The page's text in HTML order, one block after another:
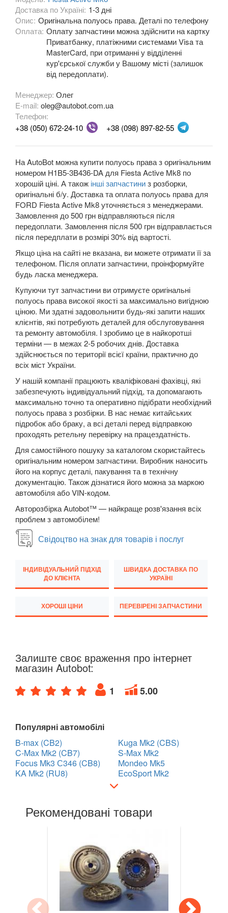
Fiesta Mk8
Fiesta Active Mk8
F-150 XII (P415)
F-150 XIII (P552)
Galaxy Mk2 (VX, VY, WGR)
Galaxy Mk3 (CA1, WA6)
KA Mk2 (RU8)
KA Mk3
KA+
KA+ Active
Kuga Mk1 (CBV)
Kuga Mk2 (CBS)
Mondeo Mk4 (CA2)
Mondeo Mk5
Mustang V
Mustang VI (S550)
Mustang Mach-E
S-Max Mk1 (CA1)
S-Max Mk2
Transit V
Transit VI (V347/V348)
Transit VII
Transit Connect Mk1 (V227, TC7, PU2)
Transit Connect Mk2
Transit Custom Mk1
HYUNDAI keyboard_arrow_down
JEEP
KIA
LAND ROVER
LEXUS
MG
MAZDA
MITSUBISHI
NISSAN
Доставка по Україні: 1-3 дні
Опис: Оригінальна полуось права. Деталі по телефону
Оплата: Оплату запчастини можна здійснити на картку
Приватбанку, платіжними системами Visa та
MasterCard, при отриманні у відділенні
кур'єрської служби у Вашому місті (залишок
від передоплати).
Менеджер: Олег
E-mail: oleg@autobot.com.ua
Телефон:
+38 (050) 672-24-10
+38 (098) 897-82-55
На AutoBot можна купити полуось права з оригінальним
номером H1B5-3B436-DA для Fiesta Active Mk8 по
хорошій ціні. А також інші запчастиниз розборки,
оригінальні б/у. Доставка та оплата полуось права для
FORD Fiesta Active Mk8 уточняється з менеджерами.
Замовлення до 500 грн відправляються після
передоплати. Замовлення після 500 грн відправлається
після передплати в розмірі 30% від вартості.
Якщо ціна на сайті не вказана, ви можете отримати її за
телефоном. Після оплати запчастини, проінформуйте
будь ласка менеджера.
Купуючи тут запчастини ви отримуєте оригінальні
полуось права високої якості за максимально вигідною
ціною. Ми здатні задовольнити будь-які запити наших
клієнтів, які потребують деталей для обслуговування
та ремонту автомобіля. І зробимо це в найкоротші
терміни — в межах 2-5 робочих днів. Доставка
здійснюється по території всієї країни, практично до
всіх міст України.
У нашій компанії працюють кваліфіковані фахівці, які
забезпечують індивідуальний підхід, та допомагають
максимально точно та оперативно підібрати необхідний
полуось права з розбірки. В нас немає китайських
підробок або браку, а всі деталі перед відправкою
проходять ретельну перевірку на працездатність.
Для самостійного пошуку за каталогом скористайтесь
оригінальним номером запчастини. Виробник наносить
його на корпус деталі, пакування та в технічну
документацію. Також дізнатися його можна за маркою
автомобіля або VIN-кодом.
Авторозбірка Autobot™ — найкраще розв'язання всіх
проблем з автомобілем!
Свідоцтво на знак для товарів і послуг
ІНДИВІДУАЛЬНИЙ ПІДХІД
ДО КЛІЄНТА
ШВИДКА ДОСТАВКА ПО
УКРАЇНІ
ХОРОШІ ЦІНИ ПЕРЕВІРЕНІ ЗАПЧАСТИНИ
Залиште своє враження про інтернет
магазин Autobot:
1 5.00
Популярні автомобілі
B-max (CB2)
C-Max Mk2 (CB7)
Focus Mk3 С346 (CB8)
KA Mk2 (RU8)
Kuga Mk2 (CBS)
S-Max Mk2
Mondeo Mk5
EcoSport Mk2
Рекомендовані товари